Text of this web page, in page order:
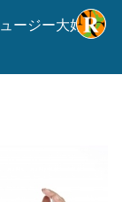
ージー大好き